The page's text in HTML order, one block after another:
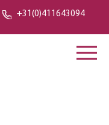
+31(0)411643094